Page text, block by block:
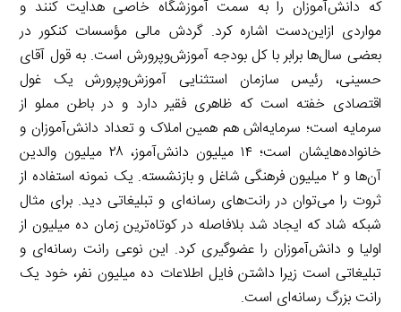
که دانش‌آموزان را به سمت آموزشگاه خاصی هدایت کنند و
مواردی ازاین‌دست اشاره كرد. گردش مالی مؤسسات کنکور در
بعضی سال‌ها برابر با کل بودجه آموزش‌وپرورش است. به قول آقای
حسینی، رئیس سازمان استثنایی آموزش‌وپرورش یک غول
اقتصادی خفته است که ظاهری فقیر دارد و در باطن مملو از
سرمایه است؛ سرمایه‌اش هم همین املاک و تعداد دانش‌آموزان و
خانواده‌هایشان است؛ ۱۴ میلیون دانش‌آموز، ۲۸ میلیون والدین
آن‌ها و ۲ میلیون فرهنگی شاغل و بازنشسته. یک نمونه استفاده از
ثروت را می‌توان در رانت‌های رسانه‌ای و تبلیغاتی دید. برای مثال
شبکه شاد که ایجاد شد بلافاصله در کوتاه‌ترین زمان ده میلیون از
اولیا و دانش‌آموزان را عضوگیری کرد. این نوعی رانت رسانه‌ای و
تبلیغاتی است زیرا داشتن فایل اطلاعات ده میلیون نفر، خود یک
رانت بزرگ رسانه‌ای است.